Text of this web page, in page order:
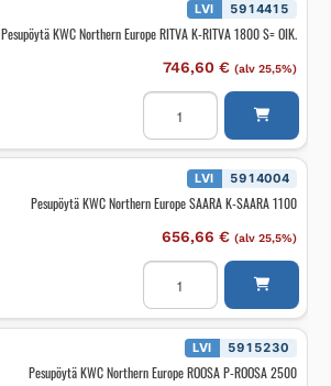
LVI 5914415
Pesupöytä KWC Northern Europe RITVA K-RITVA 1800 S= OIK.
746,60 € (alv 25,5%)
Pesupöytä
Northern
Europe
RITVA
1800
OIK.
LVI 5914004
Pesupöytä KWC Northern Europe SAARA K-SAARA 1100
656,66 € (alv 25,5%)
Pesupöytä
Northern
Europe
SAARA
SAARA
1100
LVI 5915230
Pesupöytä KWC Northern Europe ROOSA P-ROOSA 2500